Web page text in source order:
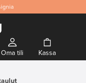
Oma tili Kassa